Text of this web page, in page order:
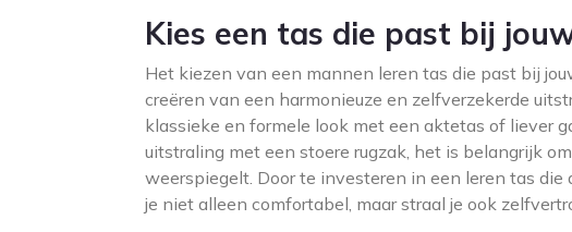
Kies een tas die past bij
Het kiezen van een mannen leren tas die past bij
creëren van een harmonieuze en zelfverzekerde
klassieke en formele look met een aktetas of liever
uitstraling met een stoere rugzak, het is belangrijk
weerspiegelt. Door te investeren in een leren tas
je niet alleen comfortabel, maar straal je ook